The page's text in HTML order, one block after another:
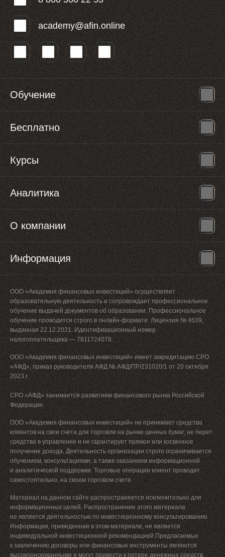
academy@afin.online
Обучение
Бесплатно
Курсы
Аналитика
О компании
Информация
ООО «Академия финансовых инвестиций» осуществляет
образовательную деятельность и сопровождает профессиональное
обучение выдачей документов об образовании. Профессиональное
обучение проводится строго в онлайн-формате. Лицензия № 4639,
выданная 22.12.2021. Идентификационный номер
налогоплательщика — 7811724078.
ООО «Академия финансовых инвестиций» имеет аккредитацию СРО
«АФД», приказ руководителя АФД № АФД/ПР/231020/1 от 20 октября
2023 г.
СРО «АФД» занимается развитием финансового рынка Российской
Федерации.
ООО «Академия финансовых инвестиций» не принимает средства
клиентов на свои счета для торговли на рынке ценных бумаг, не берет
средства в управление и не гарантирует прямое или косвенное
получение дохода. Деятельность организации строго ограничивается
обучением, консультациями, а также оказанием информационной
и аналитической поддержки. Торговые операции клиент проводит
самостоятельно, на своем торговом счете.
Материал на данном сайте распространяется исключительно для
информационных целей. Распространение этого материала
не является деятельностью по инвестиционному консультированию.
Информация, приведенная в этом материале, не является
индивидуальной инвестиционной рекомендацией.Предлагаемые
к заключению договоры или финансовые инструменты являются
высокорискованными и могут привести к потере денежных средств.